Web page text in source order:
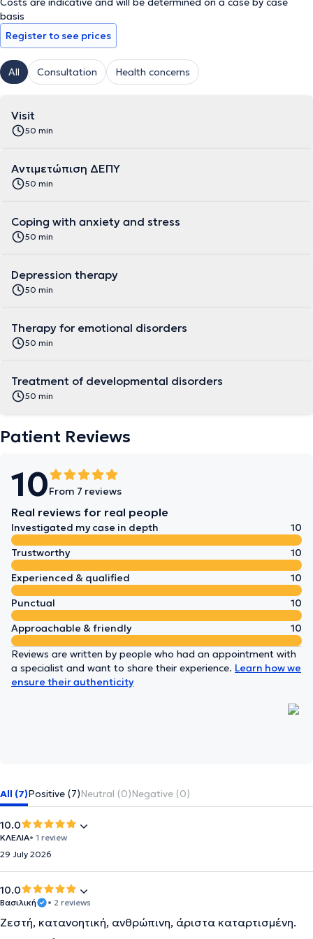
επιστημονικές ανακοινώσεις και εργασίες. Τέλος, η γιατρός είναι
μέλος της Παιδοψυχιατρικής Εταιρείας Ελλάδος, της Ελληνικής
Ψυχιατρικής Εταιρείας καθώς και του Ιατρικού Συλλόγου
Πειραιά. Διατηρεί ιδιωτικό ιατρείο και συνεργάζεται με Κέντρα
Ειδικών Θεραπειών.
basis
Register to see prices
All Consultation Health concerns
Visit
50 min
Αντιμετώπιση ΔΕΠΥ
50 min
Coping with anxiety and stress
50 min
Depression therapy
50 min
Therapy for emotional disorders
50 min
Treatment of developmental disorders
50 min
Patient Reviews
10From 7 reviews
Real reviews for real people
Investigated my case in depth
10
Trustworthy
10
Experienced & qualified
10
Punctual
10
Approachable & friendly
10
Reviews are written by people who had an appointment with
a specialist and want to share their experience. Learn how we
ensure their authenticity
All (7)Positive (7)Neutral (0)Negative (0)
10.0
ΚΛΕΛΙΑ• 1 review
29 July 2026
10.0
Βασιλική • 2 reviews
Ζεστή, κατανοητική, ανθρώπινη, άριστα καταρτισμένη.